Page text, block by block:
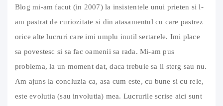
Blog mi-am facut (in 2007) la insistentele unui prieten si l-
am pastrat de curiozitate si din atasamentul cu care pastrez
orice alte lucruri care imi umplu inutil sertarele. Imi place
sa povestesc si sa fac oamenii sa rada. Mi-am pus
problema, la un moment dat, daca trebuie sa il sterg sau nu.
Am ajuns la concluzia ca, asa cum este, cu bune si cu rele,
este evolutia (sau involutia) mea. Lucrurile scrise aici sunt